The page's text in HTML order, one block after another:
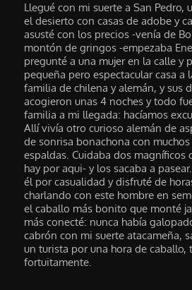
Llegué con mi suerte a San Pedro,
el desierto con casas de adobe y
asusté con los precios -venía de
montón de gringos -empezaba
pregunté a una mujer en la calle y
pequeña pero espectacular casa a
familia de chilena y alemán, y sus
acogieron unas 4 noches y todo
familia a mi llegada: hacíamos
Allí vivía otro curioso alemán de
de sonrisa bonachona con
espaldas. Cuidaba dos magníficos
hay por aqui- y los sacaba a
él por casualidad y disfruté de
charlando con este hombre en
el caballo más bonito que monté
más conecté: nunca había
cabrón con mi suerte atacameña,
un turista por una hora de caballo,
fortuitamente.